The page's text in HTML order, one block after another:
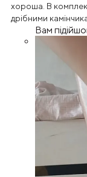
хороша. В
дрібними
Вам